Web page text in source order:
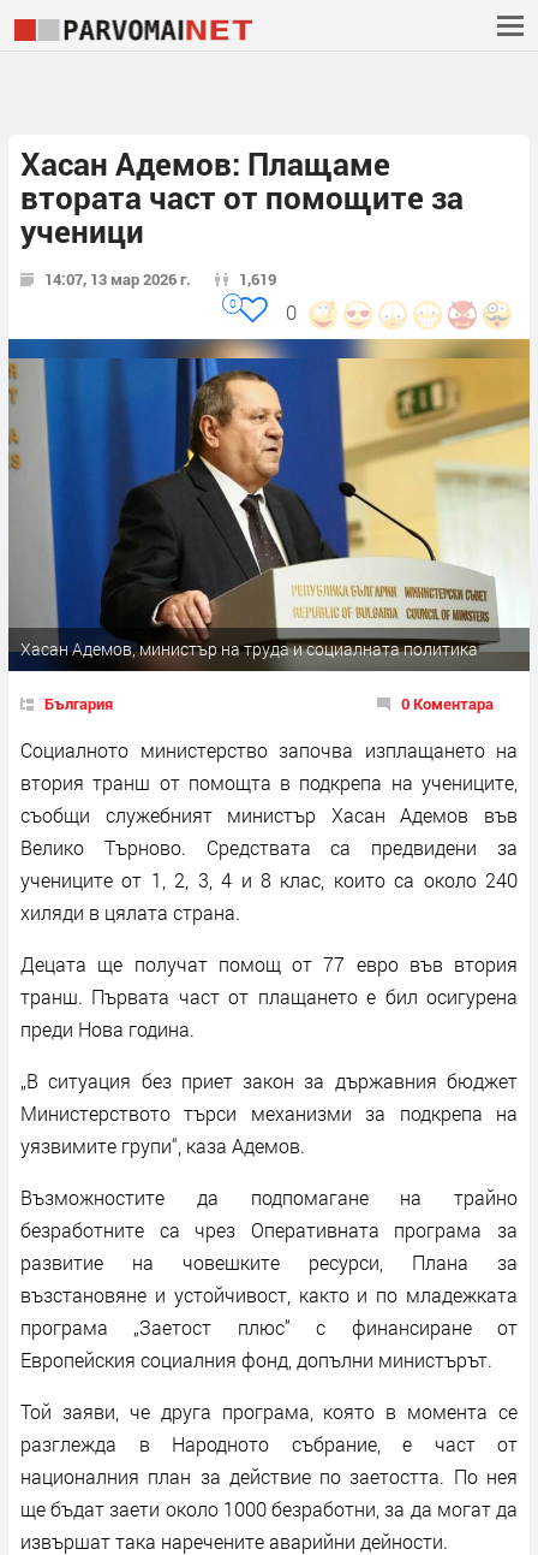
Хасан Адемов: Плащаме
втората част от помощите за
ученици
14:07, 13 мар 2026 г. 1,619
0
0
Хасан Адемов, министър на труда и социалната политика
България 0 Коментара
Социалното министерство започва изплащането на
втория транш от помощта в подкрепа на учениците,
съобщи служебният министър Хасан Адемов във
Велико Търново. Средствата са предвидени за
учениците от 1, 2, 3, 4 и 8 клас, които са около 240
хиляди в цялата страна.
Децата ще получат помощ от 77 евро във втория
транш. Първата част от плащането е бил осигурена
преди Нова година.
„В ситуация без приет закон за държавния бюджет
Министерството търси механизми за подкрепа на
уязвимите групи“, каза Адемов.
Възможностите да подпомагане на трайно
безработните са чрез Оперативната програма за
развитие на човешките ресурси, Плана за
възстановяне и устойчивост, както и по младежката
програма „Заетост плюс“ с финансиране от
Европейския социалния фонд, допълни министърът.
Той заяви, че друга програма, която в момента се
разглежда в Народното събрание, е част от
националния план за действие по заетостта. По нея
ще бъдат заети около 1000 безработни, за да могат да
извършат така наречените аварийни дейности.